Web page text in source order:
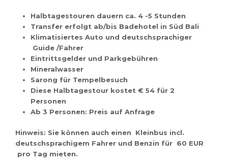
Halbtagestouren dauern ca. 4 -5 Stunden
Transfer erfolgt ab/bis Badehotel in Süd Bali
Klimatisiertes Auto und deutschsprachiger
Guide /Fahrer
Eintrittsgelder und Parkgebühren
Mineralwasser
Sarong für Tempelbesuch
Diese Halbtagestour kostet € 54 für 2
Personen
Ab 3 Personen: Preis auf Anfrage
Hinweis: Sie können auch einen Kleinbus incl.
deutschsprachigem Fahrer und Benzin für 60 EUR
pro Tag mieten.